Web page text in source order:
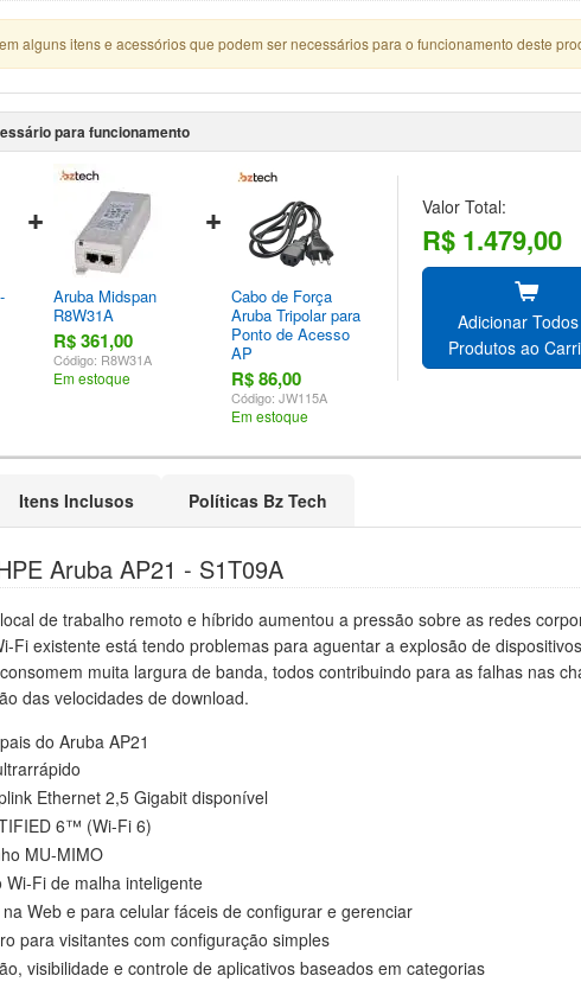
alguns itens e acessórios que podem ser necessários para o funcionamento deste
para funcionamento
Aruba Midspan
R8W31A
R$ 361,00
Código: R8W31A
Em estoque
Cabo de Força
Aruba Tripolar para
Ponto de Acesso
AP
R$ 86,00
Código: JW115A
Em estoque
Valor Total:
R$ 1.479,00
Adicionar
Produtos ao
Itens Inclusos Políticas Bz Tech
Aruba AP21 - S1T09A
de trabalho remoto e híbrido aumentou a pressão sobre as redes
Fi existente está tendo problemas para aguentar a explosão de
muita largura de banda, todos contribuindo para as falhas nas
das velocidades de download.
do Aruba AP21
Ethernet 2,5 Gigabit disponível
6™ (Wi-Fi 6)
MU-MIMO
Wi-Fi de malha inteligente
Web e para celular fáceis de configurar e gerenciar
para visitantes com configuração simples
visibilidade e controle de aplicativos baseados em categorias